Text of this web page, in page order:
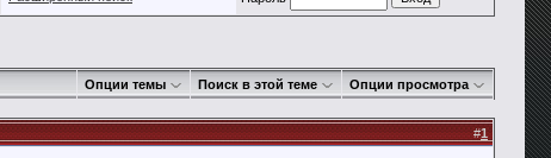
Опции темы Поиск в этой теме Опции просмотра
#1